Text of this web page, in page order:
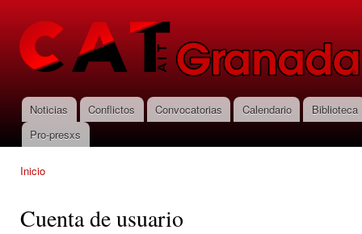
CNT-AIT
Granada
Menú principal
Noticias Conflictos Convocatorias Calendario
Biblioteca
Pro-presxs
Inicio
Cuenta de usuario